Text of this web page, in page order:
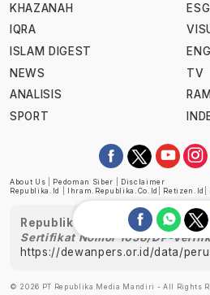
KHAZANAH
IQRA
ISLAM DIGEST
NEWS
ANALISIS
SPORT
TV
About Us Pedoman Siber
Disclaimer
Republika.id
Ihram.republika.co.id Retizen.id
Republika telah diverifikasi
Sertifikat Nomor 1058/DP-
https://dewanpers.or.id/data/
© 2026 PT Republika Media Mandiri - All Rights